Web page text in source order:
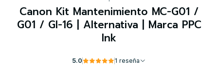
Canon Kit Mantenimiento MC-G01 /
G01 / GI-16 | Alternativa | Marca PPC
Ink
5.0 1 reseña